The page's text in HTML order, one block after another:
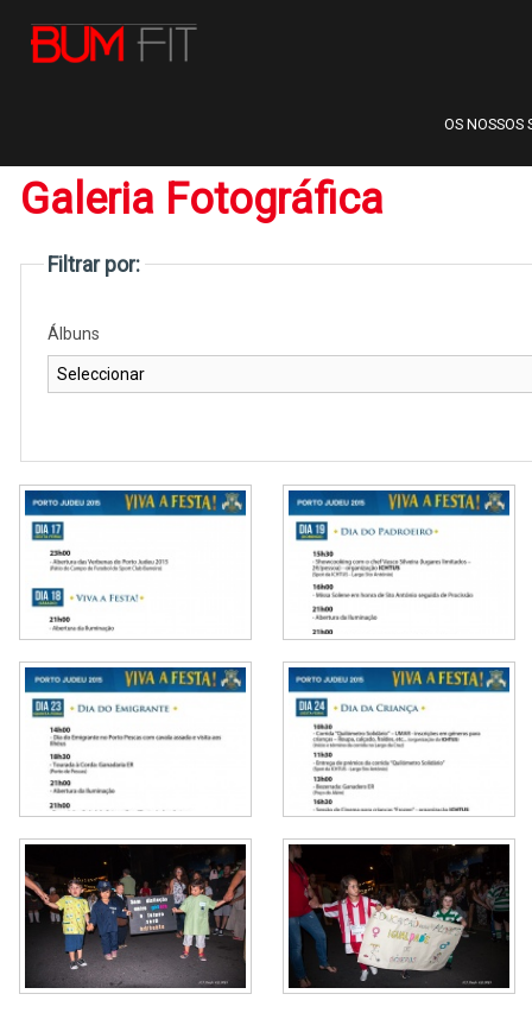
OS NOSSOS
Galeria Fotográfica
Filtrar por:
Álbuns